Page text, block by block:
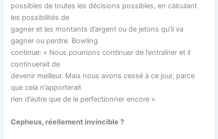
possibles de toutes les décisions possibles, en calculant
les possibilités de
gagner et les montants d’argent ou de jetons qu’il va
gagner ou perdre. Bowling
continue: « Nous pourrions continuer de l’entraîner et il
continuerait de
devenir meilleur. Mais nous avons cessé à ce jour, parce
que cela n’apporterait
rien d’autre que de le perfectionner encore ».
Cepheus, réellement invincible ?